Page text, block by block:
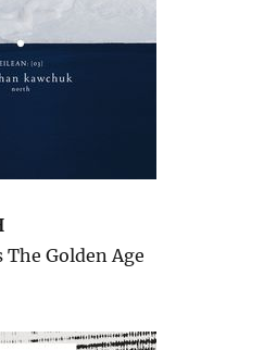
Golden Age